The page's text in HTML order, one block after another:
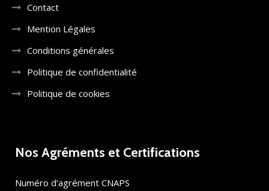
Contact
Mention Légales
Conditions générales
Politique de confidentialité
Politique de cookies
Nos Agréments et Certifications
Numéro d’agrément CNAPS